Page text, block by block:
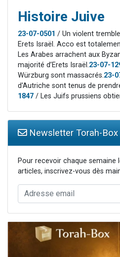
Histoire Juive
23-07-0501 / Un violent
Erets Israël. Acco est
Les Arabes arrachent aux
majorité d’Erets Israël.23-07-
Würzburg sont massacrés.23-
d'Autriche sont tenus de
1847 / Les Juifs prussiens
Newsletter Torah-Box
Pour recevoir chaque semaine
articles, inscrivez-vous dès